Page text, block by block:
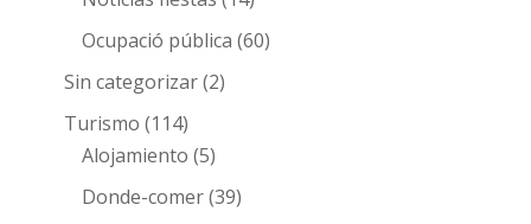
Ocupació pública (60)
Sin categorizar(2)
Turismo (114)
Alojamiento (5)
Donde-comer(39)